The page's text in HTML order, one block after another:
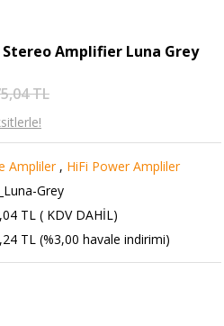
Amplifier Luna Grey
TL
Ampliler , HiFi Power Ampliler
Grey
TL ( KDV DAHİL)
TL (%3,00 havale indirimi)